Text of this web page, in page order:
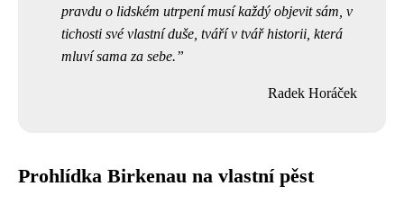
pravdu o lidském utrpení musí každý objevit sám, v
tichosti své vlastní duše, tváří v tvář historii, která
mluví sama za sebe.
Radek Horáček
Prohlídka Birkenau na vlastní pěst